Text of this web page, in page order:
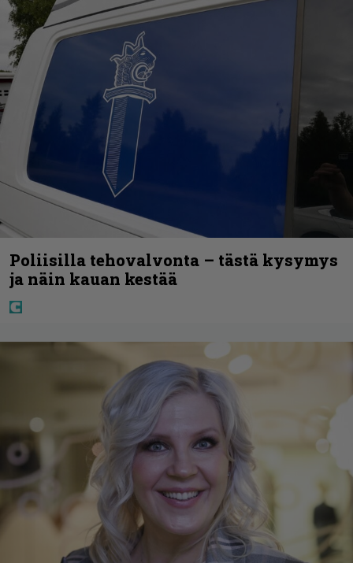
Poliisilla tehovalvonta – tästä kysymys
ja näin kauan kestää